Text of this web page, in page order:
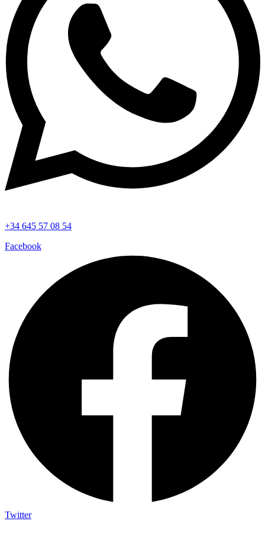
+34 645 57 08 54
Facebook
Twitter